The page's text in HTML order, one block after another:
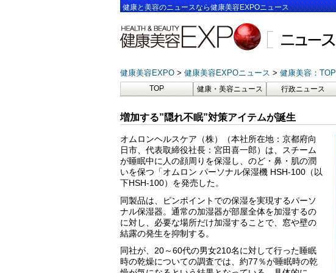
健康と美容のニュースなら健康美容EXPOニュース
健康美容EXPO 健康美容EXPOニュース 健康美容：TOP
TOP 健康・美容ニュース 行政ニュース
増加する”隠れ不眠”対策アイテムが誕生
オムロンヘルスケア（株）（本社所在地：京都府向
日市、代表取締役社長：宮田喜一郎）は、スチーム
が睡眠中に人の顔周りを保湿し、のど・鼻・肌の潤
いを保つ「オムロン パーソナル保湿機 HSH-100（以
下HSH-100）を発売した。
同製品は、ピンポイントでの保湿を実現するパーソ
ナル保湿器。通常の加湿器が部屋全体を加湿するの
に対し、必要な場所だけ加湿することで、窓や壁の
結露の発生を抑制する。
同社が、20～60代の男女210名に対して行った睡眠
時の乾燥についての調査では、約77％が睡眠時の乾